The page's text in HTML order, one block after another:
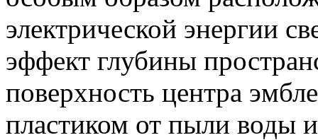
электрической энергии
эффект глубины
поверхность центра
пластиком от пыли воды